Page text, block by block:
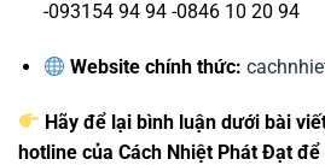
-093154 94 94 -0846 10 20 94
Website chính thức:
Hãy để lại bình luận dưới bài
hotline của Cách Nhiệt Phát Đạt